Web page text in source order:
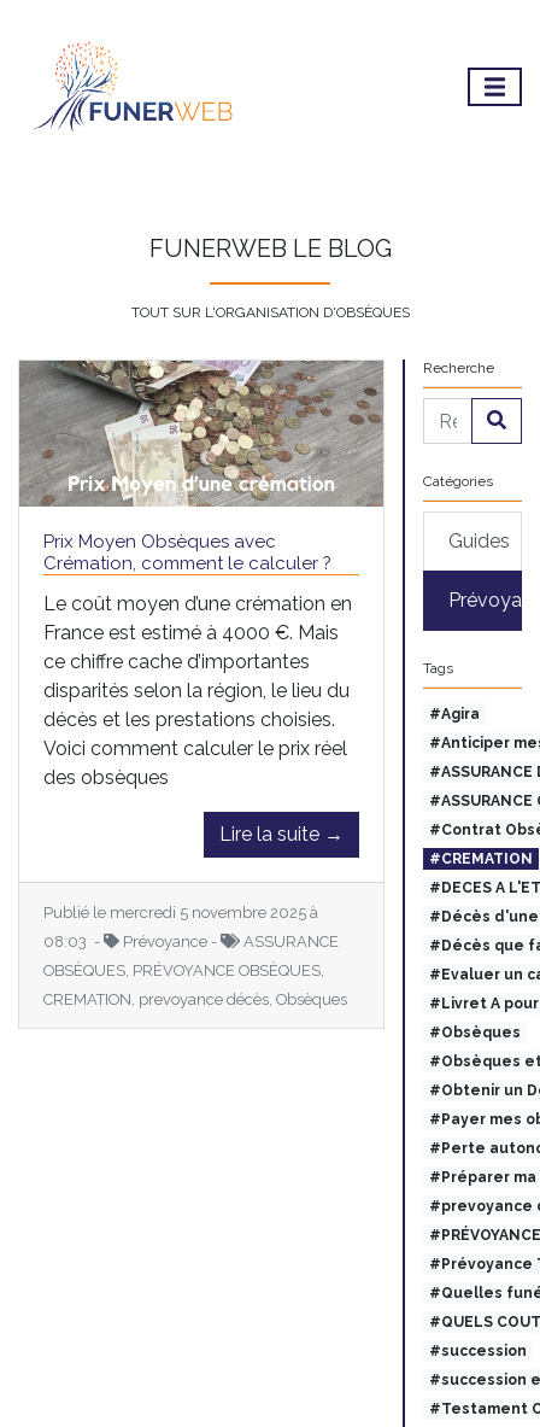
FUNERWEB LE BLOG
TOUT SUR L'ORGANISATION D'OBSÈQUES
Prix Moyen Obsèques avec
Crémation, comment le calculer ?
Le coût moyen d’une crémation en
France est estimé à 4000 €. Mais
ce chiffre cache d’importantes
disparités selon la région, le lieu du
décès et les prestations choisies.
Voici comment calculer le prix réel
des obsèques
Lire la suite →
Publié le mercredi 5 novembre 2025 à
08:03 -
Prévoyance -
ASSURANCE
OBSÈQUES, PRÉVOYANCE OBSÈQUES,
CREMATION, prevoyance décès, Obsèques
Recherche
Catégories
Guides
Tags
#Agira
#Anticiper
#ASSURANCE
#ASSURANCE
#Contrat
#CREMATION
#DECES A
#Décès
#Décès que
#Evaluer un
#Livret A
#Obsèques
#Obsèques
#Obtenir un
#Payer mes
#Perte
#Préparer ma
#prevoyance
#Prévoyance
#Quelles
#QUELS
#succession
#succession
#Testament